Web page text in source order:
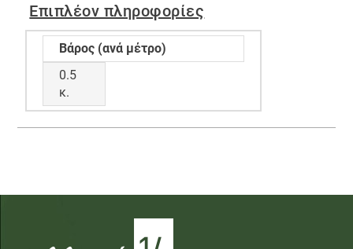
Επιπλέον πληροφορίες
Βάρος (ανά μέτρο)
0.5
κ.